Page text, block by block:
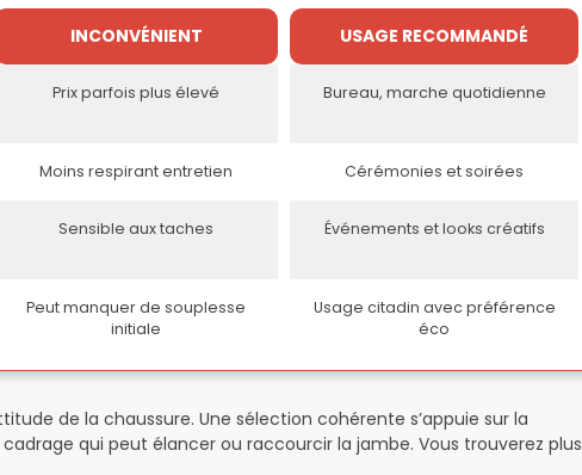
INCONVÉNIENT USAGE RECOMMANDÉ
Prix parfois plus élevé Bureau, marche quotidienne
Moins respirant entretien Cérémonies et soirées
Sensible aux taches Événements et looks créatifs
Peut manquer de souplesse
initiale
Usage citadin avec préférence
éco
de la chaussure. Une sélection cohérente s’appuie sur la
qui peut élancer ou raccourcir la jambe. Vous trouverez plus